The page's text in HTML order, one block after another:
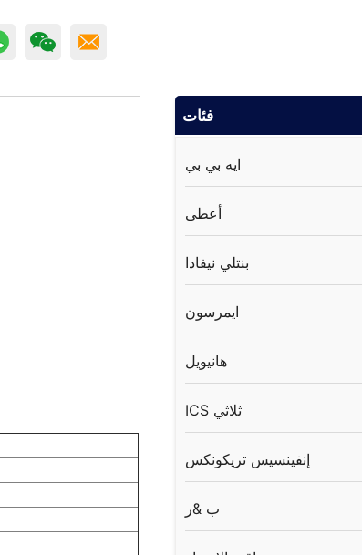
فئات
ايه بي بي
أعطى
بنتلي نيفادا
ايمرسون
هانيويل
ICS ثلاثي
إنفينسيس تريكونكس
ب &ر